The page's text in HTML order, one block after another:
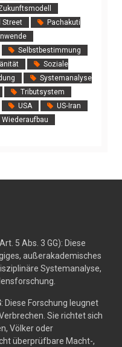
Street
Pachakuti
Selbstbestimmung
Soziale
Systemanalyse
Tributsystem
USA
US‑Iran
Wiederaufbau
5 Abs. 3 GG): Diese
außerakademisches
Systemanalyse,
: Diese Forschung leugnet
Sie richtet sich
Völker oder
überprüfbare Macht-,